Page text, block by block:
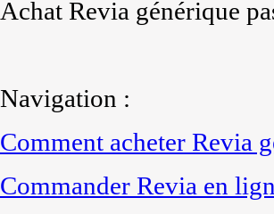
Achat Revia générique
Navigation :
Comment acheter Revia
Commander Revia en